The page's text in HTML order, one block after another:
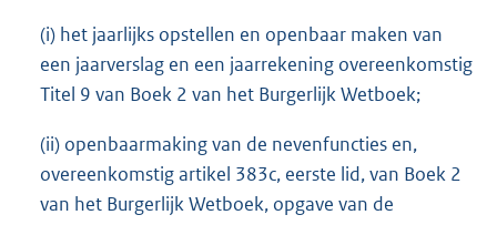
(i) het jaarlijks opstellen en openbaar maken van
een jaarverslag en een jaarrekening overeenkomstig
Titel 9 van Boek 2 van het Burgerlijk Wetboek;
(ii) openbaarmaking van de nevenfuncties en,
overeenkomstig artikel 383c, eerste lid, van Boek 2
van het Burgerlijk Wetboek, opgave van de